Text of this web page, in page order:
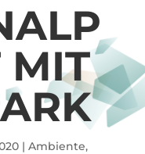
MIT
| Ambiente,